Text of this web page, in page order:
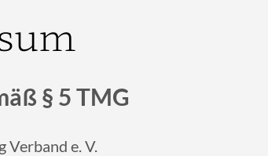
§ 5 TMG
Verband e. V.